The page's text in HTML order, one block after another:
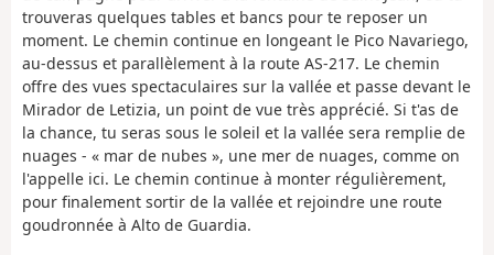
trouveras quelques tables et bancs pour te reposer un
moment. Le chemin continue en longeant le Pico Navariego,
au-dessus et parallèlement à la route AS-217. Le chemin
offre des vues spectaculaires sur la vallée et passe devant le
Mirador de Letizia, un point de vue très apprécié. Si t'as de
la chance, tu seras sous le soleil et la vallée sera remplie de
nuages - « mar de nubes », une mer de nuages, comme on
l'appelle ici. Le chemin continue à monter régulièrement,
pour finalement sortir de la vallée et rejoindre une route
goudronnée à Alto de Guardia.